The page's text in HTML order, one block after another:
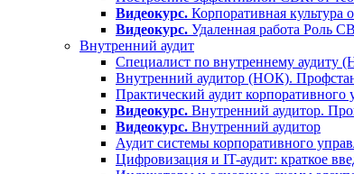
Видеокурс. Корпоративная культура
Видеокурс. Удаленная работа Роль
Внутренний аудит
Специалист по внутреннему аудиту
Внутренний аудитор (НОК).
Практический аудит
Видеокурс. Внутренний аудитор.
Видеокурс. Внутренний аудитор
Аудит системы корпоративного
Цифровизация и IT-аудит: краткое